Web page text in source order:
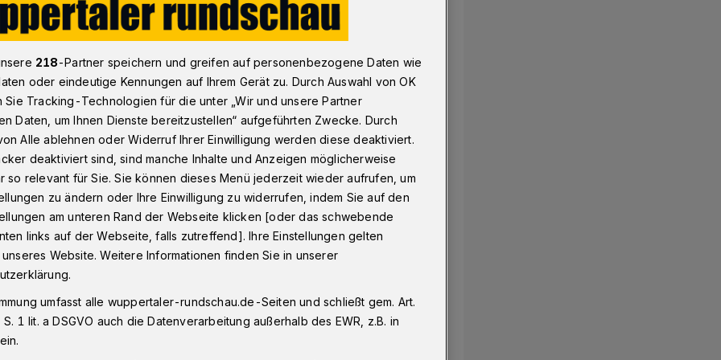
Verbesserungen
will
Andreas Mucke setzt
Maas-Wupper-Express (RE 13) ein. Er
KEOLIS Deutschland GmbH & Co. KG,
Brief um eine Stellungnahme, wie es
218-Partner speichern und greifen auf personenbezogene Daten wie
oder eindeutige Kennungen auf Ihrem Gerät zu. Durch Auswahl von OK
Sie Tracking-Technologien für die unter „Wir und unsere Partner
Daten, um Ihnen Dienste bereitzustellen“ aufgeführten Zwecke. Durch
Alle ablehnen oder Widerruf Ihrer Einwilligung werden diese deaktiviert.
deaktiviert sind, sind manche Inhalte und Anzeigen möglicherweise
so relevant für Sie. Sie können dieses Menü jederzeit wieder aufrufen, um
zu ändern oder Ihre Einwilligung zu widerrufen, indem Sie auf den
am unteren Rand der Webseite klicken [oder das schwebende
links auf der Webseite, falls zutreffend]. Ihre Einstellungen gelten
Website. Weitere Informationen finden Sie in unserer
umfasst alle wuppertaler-rundschau.de-Seiten und schließt gem. Art.
1 lit. a DSGVO auch die Datenverarbeitung außerhalb des EWR, z.B. in